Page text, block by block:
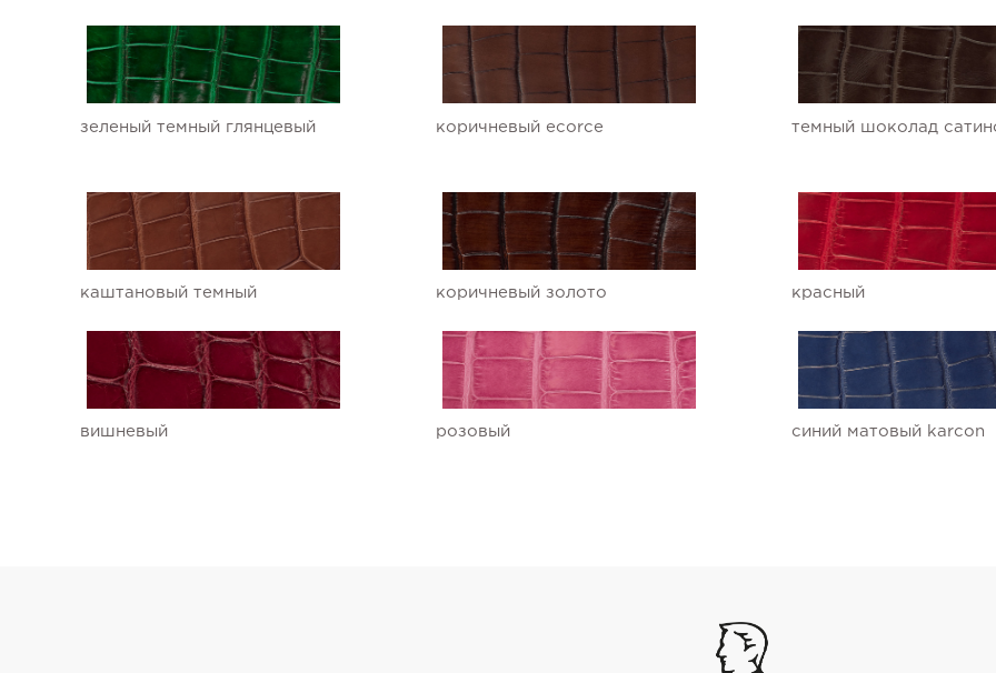
зеленый темный глянцевый коричневый ecorce темный шоколад
каштановый темный коричневый золото красный
вишневый розовый синий матовый karcon